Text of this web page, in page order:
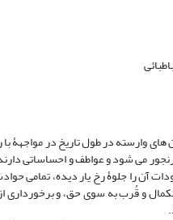
های وارسته در طول تاریخ در
می شود و عواطف و احساساتی دارند
آن را جلوۀ رخ یار دیده، تمامی
و قُرب به سوی حق، و برخورداری